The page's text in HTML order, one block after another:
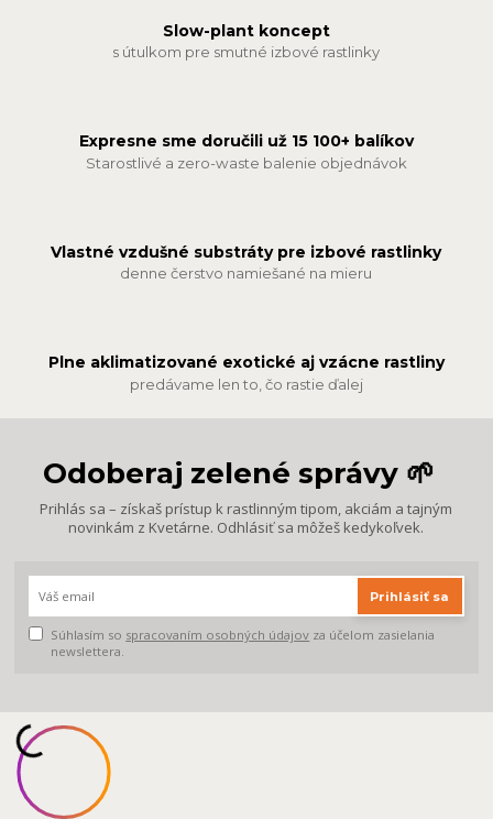
Slow-plant koncept
s útulkom pre smutné izbové rastlinky
Expresne sme doručili už 15 100+ balíkov
Starostlivé a zero-waste balenie objednávok
Vlastné vzdušné substráty pre izbové rastlinky
denne čerstvo namiešané na mieru
Plne aklimatizované exotické aj vzácne rastliny
predávame len to, čo rastie ďalej
Odoberaj zelené správy 🌱
Prihlás sa – získaš prístup k rastlinným tipom, akciám a tajným
novinkám z Kvetárne. Odhlásiť sa môžeš kedykoľvek.
Prihlásiť sa
Súhlasím so spracovaním osobných údajov za účelom zasielania
newslettera.